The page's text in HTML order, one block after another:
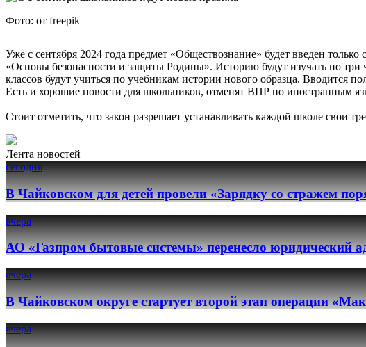
Фото: от freepik
Уже с сентября 2024 года предмет «Обществознание» будет введен
«Основы безопасности и защиты Родины». Историю будут изучать по
классов будут учиться по учебникам истории нового образца. Вводится
Есть и хорошие новости для школьников, отменят ВПР по иностранным
Стоит отметить, что закон разрешает устанавливать каждой школе свои
Лента новостей
сегодня
В Чайковском для детей провели «Зарядку со стражем
вчера
АО «Газпром бытовые системы» перенесло юридический
вчера
В Чайковском округе стартует второй этап операции
вчера